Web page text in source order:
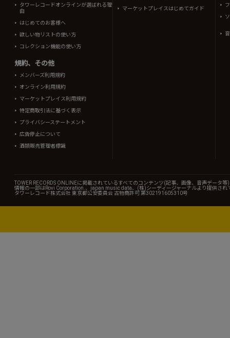
タワーレコードオンラインが選ばれる理
由
はじめてのお客様へ
欲しい物リストの使い方
コレクション機能の使い方
規約、その他
メンバーズ利用規約
オンライン利用規約
マーケットプレイス利用規約
特定商取引法に基づく表示
プライバシーステートメント
広告停止について
酒類販売管理者標識
マーケットプレイスはじめてガイド
TOWER RECORDS ONLINEに掲載されているすべてのコンテンツ(記事、画像、音声データ
情報の一部はRovi Corporation.、japan music data、(株)シーディージャーナルより提供され
タワーレコード株式会社 東京都公安委員会 古物商許可 第302191605310号